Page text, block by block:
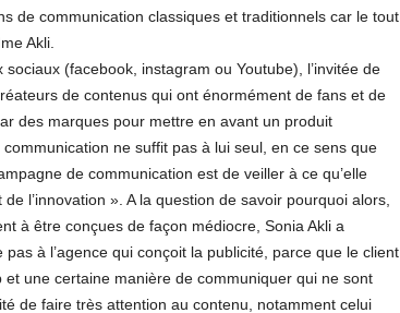
de communication classiques et traditionnels car le tout
Akli.
(facebook, instagram ou Youtube), l’invitée de
de contenus qui ont énormément de fans et de
des marques pour mettre en avant un produit
ne suffit pas à lui seul, en ce sens que
de communication est de veiller à ce qu’elle
l’innovation ». A la question de savoir pourquoi alors,
à être conçues de façon médiocre, Sonia Akli a
à l’agence qui conçoit la publicité, parce que le client
une certaine manière de communiquer qui ne sont
de faire très attention au contenu, notamment celui